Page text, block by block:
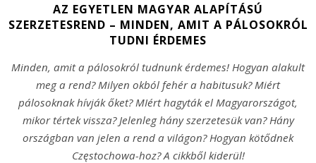
AZ EGYETLEN MAGYAR ALAPÍTÁSÚ
SZERZETESREND – MINDEN, AMIT A PÁLOSOKRÓL
TUDNI ÉRDEMES
Minden, amit a pálosokról tudnunk érdemes! Hogyan alakult
meg a rend? Milyen okból fehér a habitusuk? Miért
pálosoknak hívják őket? MIért hagyták el Magyarországot,
mikor tértek vissza? Jelenleg hány szerzetesük van? Hány
országban van jelen a rend a világon? Hogyan kötődnek
Częstochowa-hoz? A cikkből kiderül!